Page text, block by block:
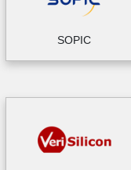
SOPIC